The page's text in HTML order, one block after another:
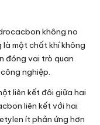
không no
một chất khí không
đóng vai trò quan
nghiệp.
liên kết đôi giữa hai
liên kết với hai
ít phản ứng hơn